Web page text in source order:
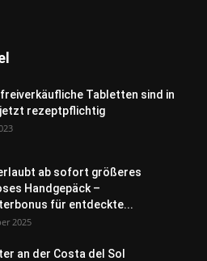
freiverkäufliche Tabletten sind in
jetzt rezeptpflichtig
ab sofort größeres
Handgepäck –
für entdeckte...
2025
an der Costa del Sol